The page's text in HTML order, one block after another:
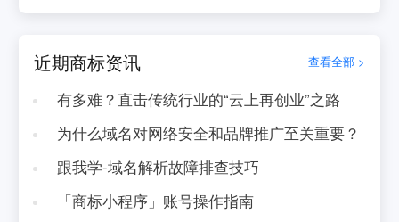
近期商标资讯 查看全部 >
有多难？直击传统行业的“云上再创业”之路
为什么域名对网络安全和品牌推广至关重要？
跟我学-域名解析故障排查技巧
「商标小程序」账号操作指南